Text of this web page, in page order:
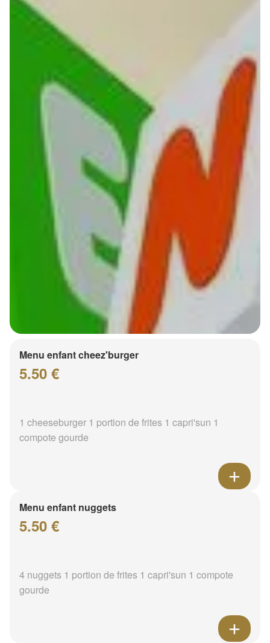
Menu enfant cheez'burger
5.50 €
1 cheeseburger 1 portion de frites 1 capri'sun 1
compote gourde
Menu enfant nuggets
5.50 €
4 nuggets 1 portion de frites 1 capri'sun 1 compote
gourde